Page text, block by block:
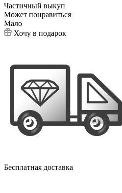
Частичный выкуп
Может понравиться
Мало
Хочу в подарок
Бесплатная доставка